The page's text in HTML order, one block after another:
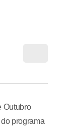
Outubro
programa